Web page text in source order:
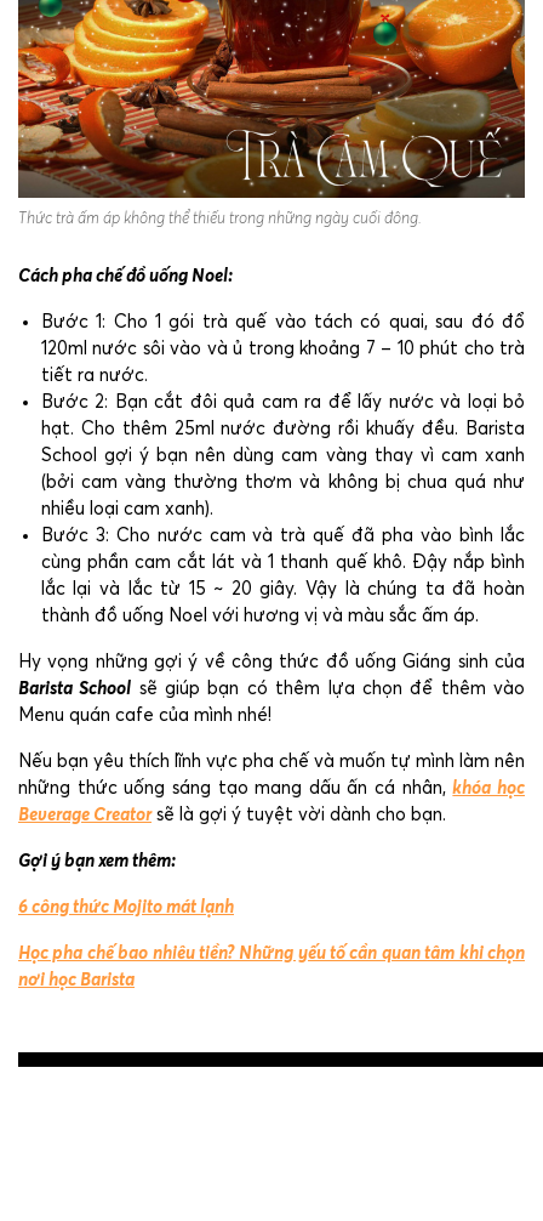
Thức trà ấm áp không thể thiếu trong những ngày cuối đông.
Cách pha chế đồ uống Noel:
Bước 1: Cho 1 gói trà quế vào tách có quai, sau đó đổ
120ml nước sôi vào và ủ trong khoảng 7 – 10 phút cho trà
tiết ra nước.
Bước 2: Bạn cắt đôi quả cam ra để lấy nước và loại bỏ
hạt. Cho thêm 25ml nước đường rồi khuấy đều. Barista
School gợi ý bạn nên dùng cam vàng thay vì cam xanh
(bởi cam vàng thường thơm và không bị chua quá như
nhiều loại cam xanh).
Bước 3: Cho nước cam và trà quế đã pha vào bình lắc
cùng phần cam cắt lát và 1 thanh quế khô. Đậy nắp bình
lắc lại và lắc từ 15 ~ 20 giây. Vậy là chúng ta đã hoàn
thành đồ uống Noel với hương vị và màu sắc ấm áp.
Hy vọng những gợi ý về công thức đồ uống Giáng sinh của
Barista School sẽ giúp bạn có thêm lựa chọn để thêm vào
Menu quán cafe của mình nhé!
Nếu bạn yêu thích lĩnh vực pha chế và muốn tự mình làm nên
những thức uống sáng tạo mang dấu ấn cá nhân,khóa học
Beverage Creatorsẽ là gợi ý tuyệt vời dành cho bạn.
Gợi ý bạn xem thêm:
6 công thức Mojito mát lạnh
Học pha chế bao nhiêu tiền? Những yếu tố cần quan tâm khi chọn
nơi học Barista
Post